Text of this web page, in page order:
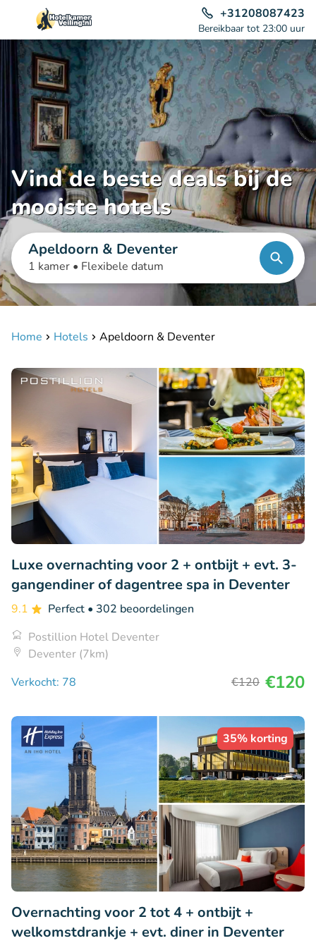
+31208087423
Bereikbaar tot 23:00 uur
Vind de beste deals bij de
mooiste hotels
Apeldoorn & Deventer
1 kamer • Flexibele datum
Home Hotels Apeldoorn & Deventer
Luxe overnachting voor 2 + ontbijt + evt. 3-
gangendiner of dagentree spa in Deventer
9.1 Perfect • 302 beoordelingen
Postillion Hotel Deventer
Deventer (7km)
Verkocht: 78
€120 €120
35% korting
Overnachting voor 2 tot 4 + ontbijt +
welkomstdrankje + evt. diner in Deventer